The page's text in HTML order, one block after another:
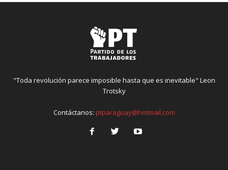
"Toda revolución parece imposible hasta que es inevitable" Leon
Trotsky
Contáctanos: ptparaguay@hotmail.com